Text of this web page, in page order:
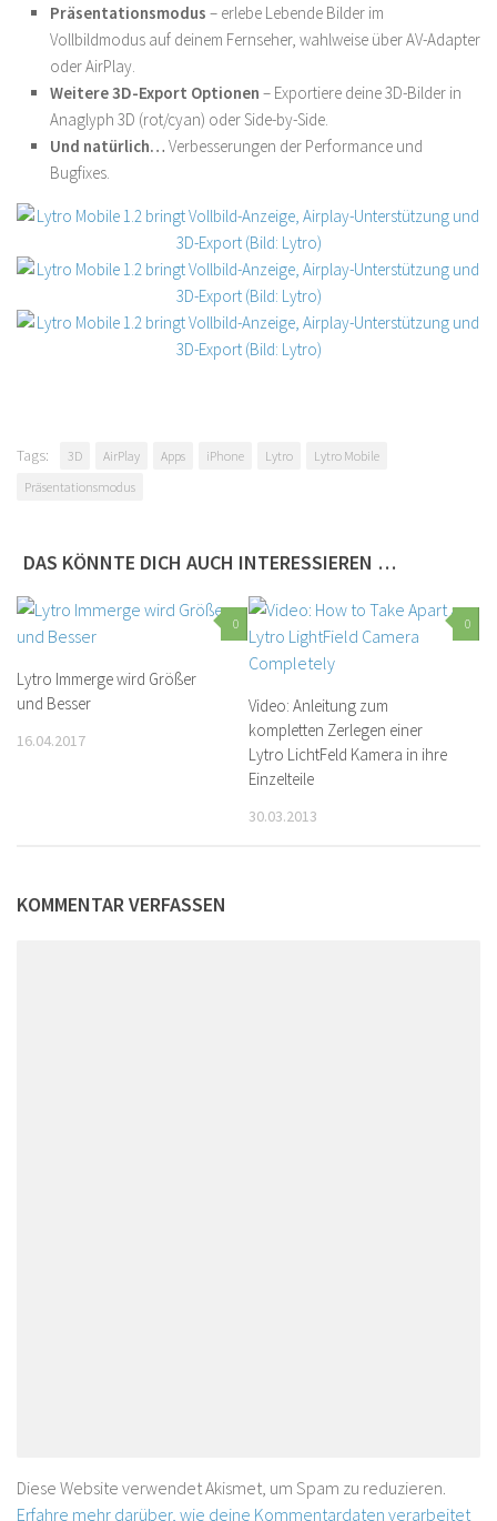
Präsentationsmodus – erlebe Lebende Bilder im
Vollbildmodus auf deinem Fernseher, wahlweise über AV-Adapter
oder AirPlay.
Weitere 3D-Export Optionen – Exportiere deine 3D-Bilder in
Anaglyph 3D (rot/cyan) oder Side-by-Side.
Und natürlich… Verbesserungen der Performance und
Bugfixes.
Tags: 3D AirPlay Apps iPhone Lytro
Lytro Mobile
Präsentationsmodus
DAS KÖNNTE DICH AUCH INTERESSIEREN …
0
Lytro Immerge wird Größer
und Besser
16.04.2017
0
Video: Anleitung zum
kompletten Zerlegen einer
Lytro LichtFeld Kamera in ihre
Einzelteile
30.03.2013
KOMMENTAR VERFASSEN
Diese Website verwendet Akismet, um Spam zu reduzieren.
Erfahre mehr darüber, wie deine Kommentardaten verarbeitet